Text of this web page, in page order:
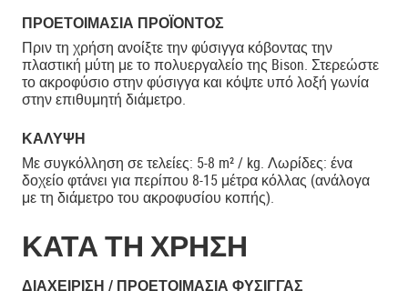
ΠΡΟΕΤΟΙΜΑΣΊΑ ΠΡΟΪΌΝΤΟΣ
Πριν τη χρήση ανοίξτε την φύσιγγα κόβοντας την
πλαστική μύτη με το πολυεργαλείο της Bison. Στερεώστε
το ακροφύσιο στην φύσιγγα και κόψτε υπό λοξή γωνία
στην επιθυμητή διάμετρο.
ΚΆΛΥΨΗ
Με συγκόλληση σε τελείες: 5-8 m² / kg. Λωρίδες: ένα
δοχείο φτάνει για περίπου 8-15 μέτρα κόλλας (ανάλογα
με τη διάμετρο του ακροφυσίου κοπής).
ΚΑΤΑ ΤΗ ΧΡΗΣΗ
ΔΙΑΧΕΊΡΙΣΗ / ΠΡΟΕΤΟΙΜΑΣΊΑ ΦΎΣΙΓΓΑΣ